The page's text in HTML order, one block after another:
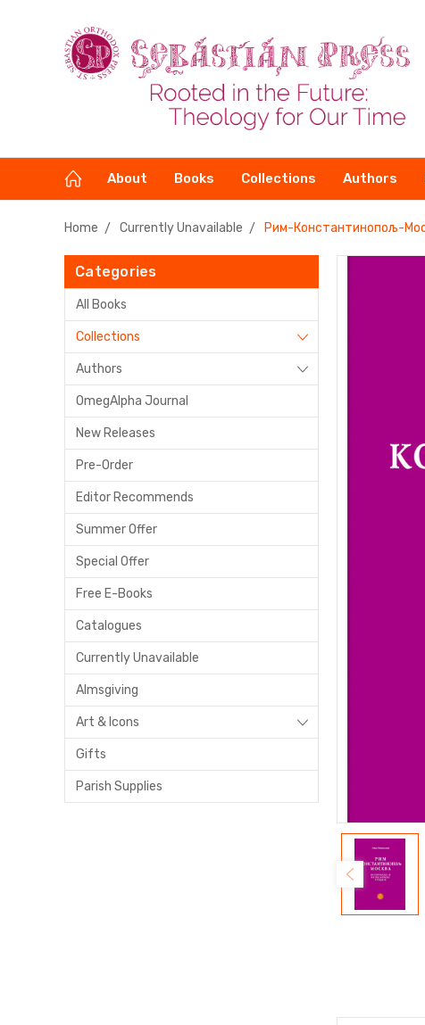
About Books Collections Authors
Home Currently Unavailable Рим-Константинопољ-
Categories
All Books
Collections
Authors
OmegAlpha Journal
New Releases
Pre-Order
Editor Recommends
Summer Offer
Special Offer
Free E-Books
Catalogues
Currently Unavailable
Almsgiving
Art & Icons
Gifts
Parish Supplies